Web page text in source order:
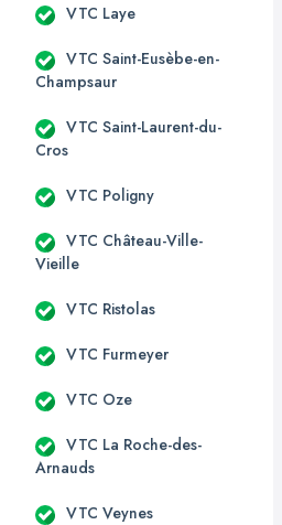
VTC Laye
VTC Saint-Eusèbe-en-
Champsaur
VTC Saint-Laurent-du-
Cros
VTC Poligny
VTC Château-Ville-
Vieille
VTC Ristolas
VTC Furmeyer
VTC Oze
VTC La Roche-des-
Arnauds
VTC Veynes